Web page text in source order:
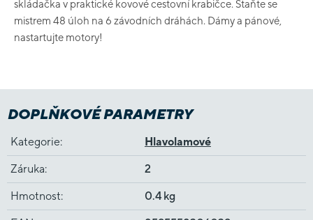
skládačka v praktické kovové cestovní krabičce. Staňte se
mistrem 48 úloh na 6 závodních dráhách. Dámy a pánové,
nastartujte motory!
DOPLŇKOVÉ PARAMETRY
Kategorie: Hlavolamové
Záruka: 2
Hmotnost: 0.4 kg